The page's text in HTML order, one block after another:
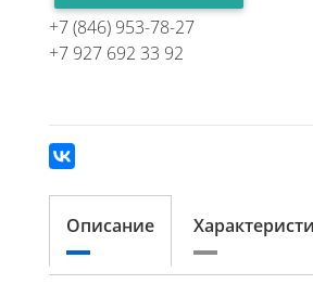
+7 (846) 953-78-27
+7 927 692 33 92
Описание